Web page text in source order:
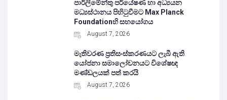
පාර්ලිමේන්තු පර්යේෂණ හා අධ්‍යයන
මධ්‍යස්ථානය පිහිටුවීමට Max Planck
Foundationහි සහයෝගය
August 7, 2026
මැතිවරණ ප්‍රතිසංස්කරණයට ලැබී ඇති
යෝජනා සමාලෝචනයට විශේෂඥ
මණ්ඩලයක් පත් කරයි
August 7, 2026